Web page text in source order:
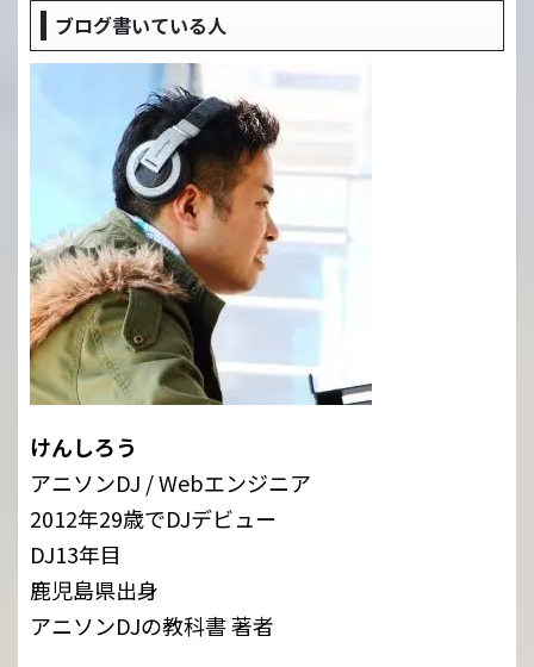
ブログ書いている人
けんしろう
アニソンDJ / Webエンジニア
2012年29歳でDJデビュー
DJ13年目
鹿児島県出身
アニソンDJの教科書 著者